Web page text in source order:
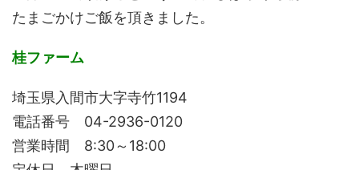
たまごかけご飯を頂きました。
桂ファーム
埼玉県入間市大字寺竹1194
電話番号 04-2936-0120
営業時間 8:30～18:00